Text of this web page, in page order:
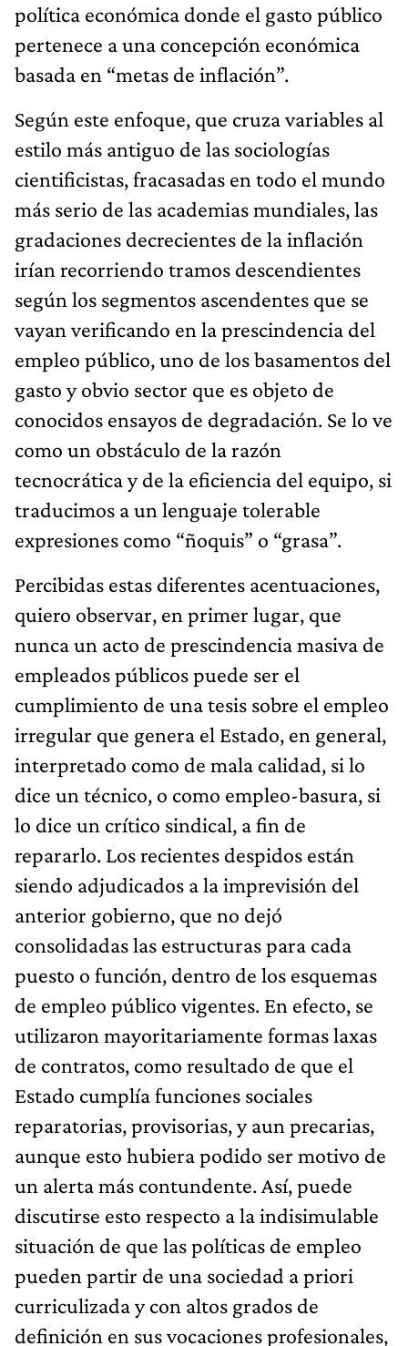
política económica donde el gasto público
pertenece a una concepción económica
basada en “metas de inflación”.
Según este enfoque, que cruza variables al
estilo más antiguo de las sociologías
cientificistas, fracasadas en todo el mundo
más serio de las academias mundiales, las
gradaciones decrecientes de la inflación
irían recorriendo tramos descendientes
según los segmentos ascendentes que se
vayan verificando en la prescindencia del
empleo público, uno de los basamentos del
gasto y obvio sector que es objeto de
conocidos ensayos de degradación. Se lo ve
como un obstáculo de la razón
tecnocrática y de la eficiencia del equipo, si
traducimos a un lenguaje tolerable
expresiones como “ñoquis” o “grasa”.
Percibidas estas diferentes acentuaciones,
quiero observar, en primer lugar, que
nunca un acto de prescindencia masiva de
empleados públicos puede ser el
cumplimiento de una tesis sobre el empleo
irregular que genera el Estado, en general,
interpretado como de mala calidad, si lo
dice un técnico, o como empleo-basura, si
lo dice un crítico sindical, a fin de
repararlo. Los recientes despidos están
siendo adjudicados a la imprevisión del
anterior gobierno, que no dejó
consolidadas las estructuras para cada
puesto o función, dentro de los esquemas
de empleo público vigentes. En efecto, se
utilizaron mayoritariamente formas laxas
de contratos, como resultado de que el
Estado cumplía funciones sociales
reparatorias, provisorias, y aun precarias,
aunque esto hubiera podido ser motivo de
un alerta más contundente. Así, puede
discutirse esto respecto a la indisimulable
situación de que las políticas de empleo
pueden partir de una sociedad a priori
curriculizada y con altos grados de
definición en sus vocaciones profesionales,